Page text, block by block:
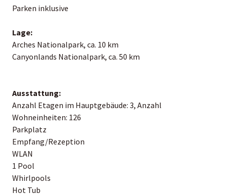
Parken inklusive
Lage:
Arches Nationalpark, ca. 10 km
Canyonlands Nationalpark, ca. 50 km
Ausstattung:
Anzahl Etagen im Hauptgebäude: 3, Anzahl
Wohneinheiten: 126
Parkplatz
Empfang/Rezeption
WLAN
1 Pool
Whirlpools
Hot Tub